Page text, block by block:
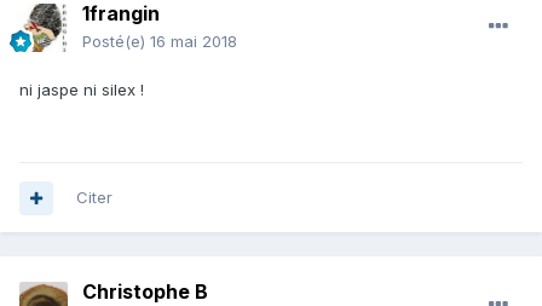
1frangin
Posté(e) 16 mai 2018
ni jaspe ni silex !
Citer
Christophe B